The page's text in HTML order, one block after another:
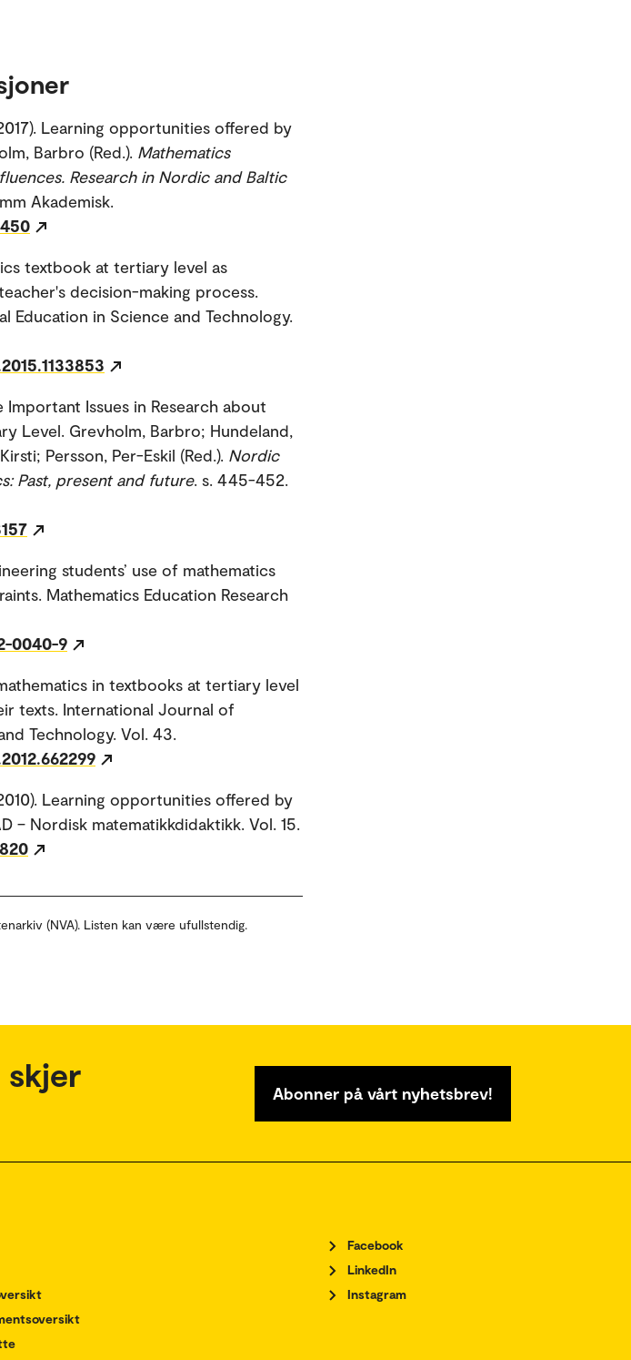
Learning opportunities offered by
Barbro (Red.). Mathematics
Research in Nordic and Baltic
Akademisk.
textbook at tertiary level as
decision-making process.
Education in Science and Technology.
Important Issues in Research about
Level. Grevholm, Barbro; Hundeland,
Persson, Per-Eskil (Red.). Nordic
Past, present and future. s. 445-452.
students’ use of mathematics
Mathematics Education Research
0040-9
in textbooks at tertiary level
texts. International Journal of
Technology. Vol. 43.
Learning opportunities offered by
– Nordisk matematikkdidaktikk. Vol. 15.
(NVA). Listen kan være ufullstendig.
skjer
Abonner på vårt nyhetsbrev!
Facebook
LinkedIn
Instagram